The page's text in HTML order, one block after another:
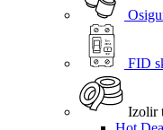
FID
Izolir